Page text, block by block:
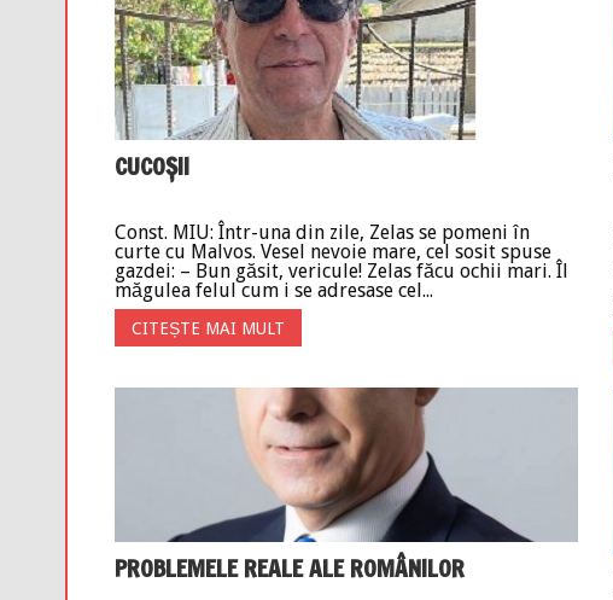
CUCOȘII
Const. MIU: Într-una din zile, Zelas se pomeni în
curte cu Malvos. Vesel nevoie mare, cel sosit spuse
gazdei: – Bun găsit, vericule! Zelas făcu ochii mari. Îl
măgulea felul cum i se adresase cel...
CITEȘTE MAI MULT
PROBLEMELE REALE ALE ROMÂNILOR